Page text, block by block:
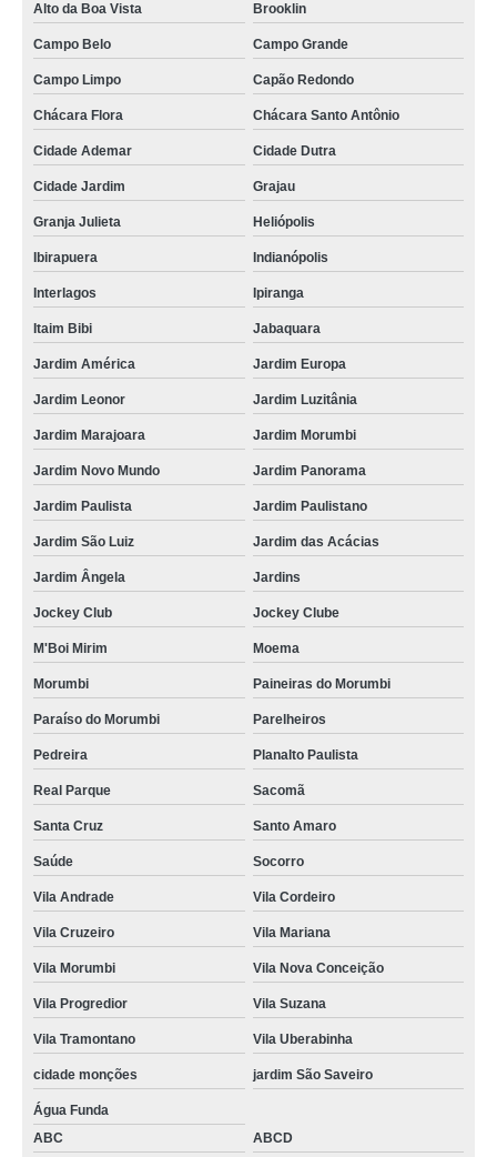
rack ti pequeno Ramos
racks de ti de metal Caierias
rack ti de aluminio valor Franco da Rocha
projeto para rack ti de aluminio Salesópolis
qual o preço de rack metálico de ti São Gonçalo
rack ti metálico data center valor Jardim Paulista
rack de ti data center Perdizes
racks ti suspensos Pirituba
rack de ti data center Taubaté
qual o preço de rack de ti metálico Pacaembu
racks ti de aluminio Engenho da Rainha
qual o preço de rack ti de aluminio Madureira
rack ti de aluminio Cidade Patriarca
projeto para rack de metal para ti Mairiporã
qual o preço de rack ti parede Cotia
rack de ti data center valor Madureira
rack ti de aluminio Grande Tijuca
rack de ti data center valor Niterói
racks metálico de ti Jardim Botânico
rack metálico de ti valor Barra da Tijuca
rack de metal para ti Lauzane Paulista
rack ti metálico data center Guararema
rack ti suspenso Araraquara
racks de ti data center Vila Sônia
rack ti parede valor Tomás Coelho
rack ti pequeno valor Itaboraí
rack de metal para ti valor Jardim Botânico
rack ti pequeno Jardim Panorama
Alto da Boa Vista Brooklin
Campo Belo Campo Grande
Campo Limpo Capão Redondo
Chácara Flora Chácara Santo Antônio
Cidade Ademar Cidade Dutra
Cidade Jardim Grajau
Granja Julieta Heliópolis
Ibirapuera Indianópolis
Interlagos Ipiranga
Itaim Bibi Jabaquara
Jardim América Jardim Europa
Jardim Leonor Jardim Luzitânia
Jardim Marajoara Jardim Morumbi
Jardim Novo Mundo Jardim Panorama
Jardim Paulista Jardim Paulistano
Jardim São Luiz Jardim das Acácias
Jardim Ângela Jardins
Jockey Club Jockey Clube
M'Boi Mirim Moema
Morumbi Paineiras do Morumbi
Paraíso do Morumbi Parelheiros
Pedreira Planalto Paulista
Real Parque Sacomã
Santa Cruz Santo Amaro
Saúde Socorro
Vila Andrade Vila Cordeiro
Vila Cruzeiro Vila Mariana
Vila Morumbi Vila Nova Conceição
Vila Progredior Vila Suzana
Vila Tramontano Vila Uberabinha
cidade monções jardim São Saveiro
Água Funda
ABC
ABCD